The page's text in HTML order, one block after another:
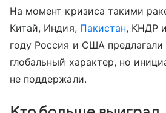
На момент кризиса такими
Китай, Индия, Пакистан, КНДР и
году Россия и США предлагали
глобальный характер, но
не поддержали.